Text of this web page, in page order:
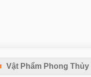
Vật Phẩm Phong Thủy